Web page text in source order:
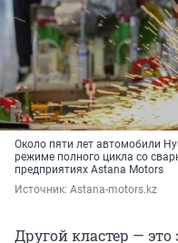
Около пяти лет автомобили
режиме полного цикла со
предприятиях Astana Motors
Источник: Astana-motors.kz
Другой кластер —